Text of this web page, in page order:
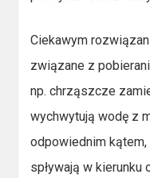
Ciekawym
związane z
np. chrząszcze
wychwytują wodę z
odpowiednim
spływają w